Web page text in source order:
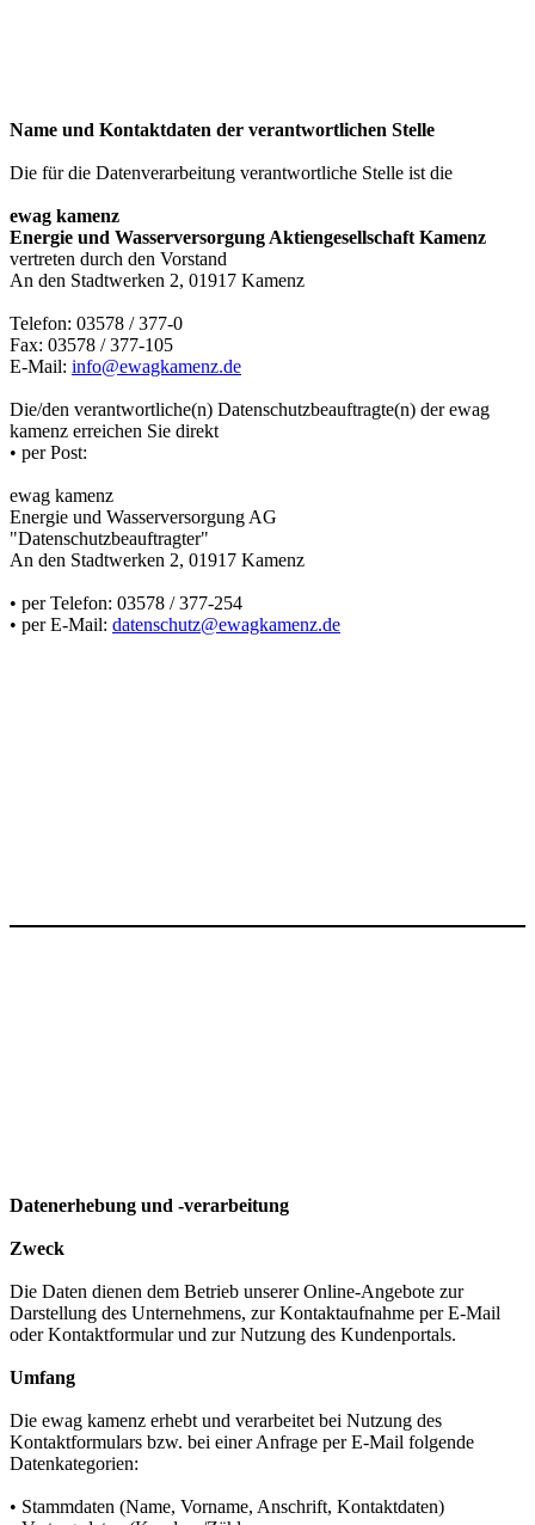
Name und Kontaktdaten der verantwortlichen Stelle
Die für die Datenverarbeitung verantwortliche Stelle ist die
ewag kamenz
Energie und Wasserversorgung Aktiengesellschaft Kamenz
vertreten durch den Vorstand
An den Stadtwerken 2, 01917 Kamenz
Telefon: 03578 / 377-0
Fax: 03578 / 377-105
E-Mail: info@ewagkamenz.de
Die/den verantwortliche(n) Datenschutzbeauftragte(n) der ewag
kamenz erreichen Sie direkt
• per Post:
ewag kamenz
Energie und Wasserversorgung AG
"Datenschutzbeauftragter"
An den Stadtwerken 2, 01917 Kamenz
• per Telefon: 03578 / 377-254
• per E-Mail: datenschutz@ewagkamenz.de
Datenerhebung und -verarbeitung
Zweck
Die Daten dienen dem Betrieb unserer Online-Angebote zur
Darstellung des Unternehmens, zur Kontaktaufnahme per E-Mail
oder Kontaktformular und zur Nutzung des Kundenportals.
Umfang
Die ewag kamenz erhebt und verarbeitet bei Nutzung des
Kontaktformulars bzw. bei einer Anfrage per E-Mail folgende
Datenkategorien:
• Stammdaten (Name, Vorname, Anschrift, Kontaktdaten)